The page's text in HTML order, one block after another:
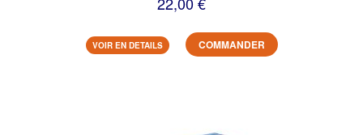
VOIR EN DETAILS COMMANDER